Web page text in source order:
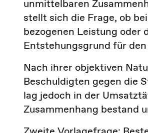
unmittelbaren
stellt sich die Frage, ob
bezogenen Leistung oder
Entstehungsgrund für
Nach ihrer objektiven
Beschuldigten gegen die
lag jedoch in der
Zusammenhang bestand